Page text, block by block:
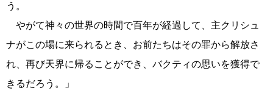
う。
やがて神々の世界の時間で百年が経過して、主クリシュ
ナがこの場に来られるとき、お前たちはその罪から解放さ
れ、再び天界に帰ることができ、バクティの思いを獲得で
きるだろう。」